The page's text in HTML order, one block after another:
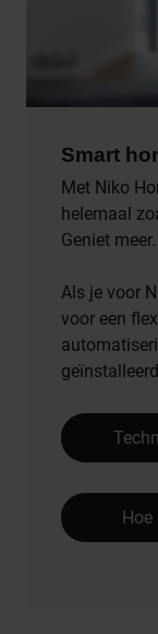
Smart
Met Niko
helemaal
Geniet meer.
Als je voor
voor een
Hoe